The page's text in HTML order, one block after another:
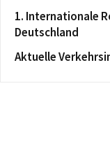
1. Internationale
Deutschland
Aktuelle